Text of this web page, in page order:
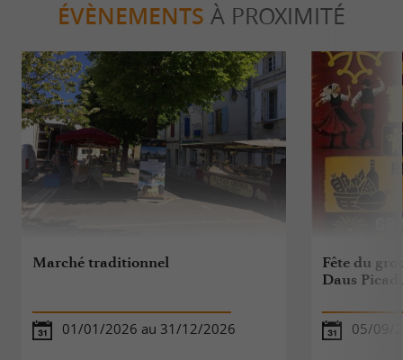
ÉVÈNEMENTS À PROXIMITÉ
Marché traditionnel
01/01/2026 au 31/12/2026
Fête du
Daus
05/09/